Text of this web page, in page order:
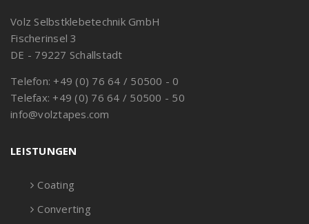
Volz Selbstklebetechnik GmbH
Fischerinsel 3
DE - 79227 Schallstadt
Telefon: +49 (0) 76 64 / 50500 - 0
Telefax: +49 (0) 76 64 / 50500 - 50
info@volztapes.com
LEISTUNGEN
Coating
Converting